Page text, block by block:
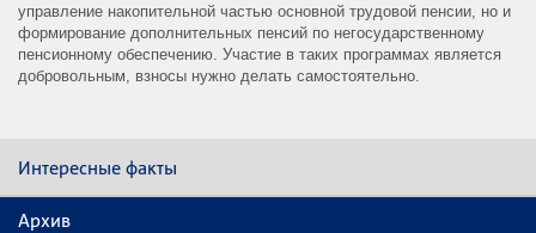
управление накопительной частью основной трудовой пенсии, но и
формирование дополнительных пенсий по негосударственному
пенсионному обеспечению. Участие в таких программах является
добровольным, взносы нужно делать самостоятельно.
Интересные факты
Архив